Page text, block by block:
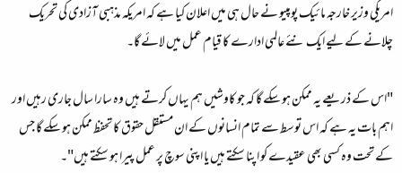
امريکی وزير خارجہ مائيک پومپيو نے حال ہی ميں اعلان کيا ہے کہ امريکہ مذہبی آزادی کی تحريک
چلانے کے ليے ايک نئے عالمی ادارے کا قيام عمل ميں لائے گا۔
"اس کے ذريعے يہ ممکن ہو سکے گا کہ جو کاوشيں ہم يہاں کرتے ہيں وہ سارا سال جاری رہيں اور
اہم بات يہ ہے کہ اس توسط سے تمام انسانوں کے ان مستقل حقوق کا تحفظ ممکن ہو سکے گا جس
کے تحت وہ کسی بھی عقيدے کو اپنا سکتے ہيں يا اپنی سوچ پر عمل پيرا ہو سکتے ہيں"۔